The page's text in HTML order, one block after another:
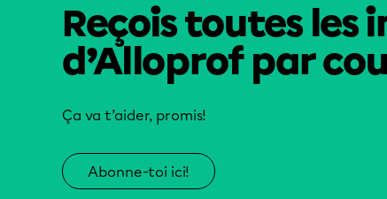
Reçois toutes les
d’Alloprof par
Ça va t’aider, promis!
Abonne-toi ici!